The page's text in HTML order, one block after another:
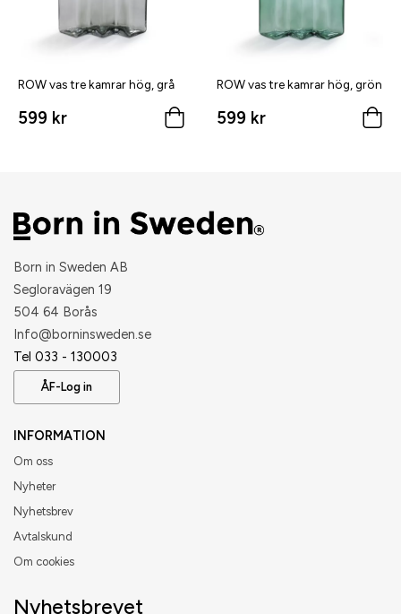
ROW vas tre kamrar hög, grå
599 kr
ROW vas tre kamrar hög, grön
599 kr
Born in Sweden AB
Segloravägen 19
504 64 Borås
​Info@borninsweden.se
Tel 033 - 130003
ÅF-Log in
INFORMATION
Om oss
Nyheter
Nyhetsbrev
Avtalskund
Om cookies
Nyhetsbrevet